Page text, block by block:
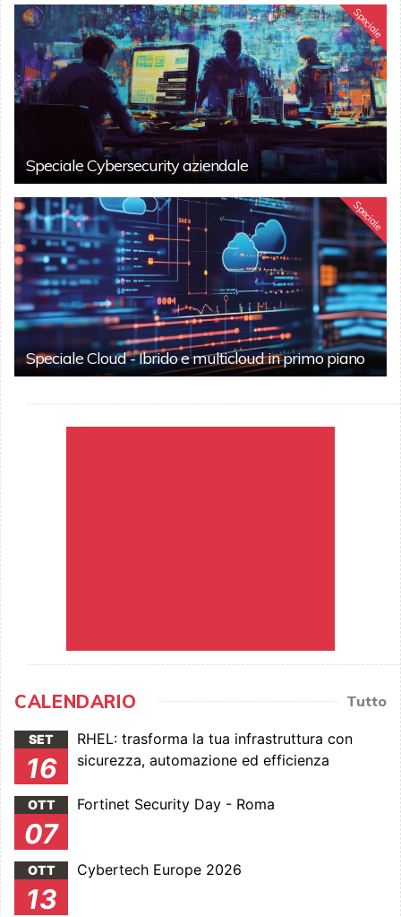
Speciale
Speciale Cybersecurity aziendale
Speciale
Speciale Cloud - Ibrido e multicloud in primo piano
CALENDARIO Tutto
SET
16
RHEL: trasforma la tua infrastruttura con
sicurezza, automazione ed efficienza
OTT
07
Fortinet Security Day - Roma
OTT
13
Cybertech Europe 2026